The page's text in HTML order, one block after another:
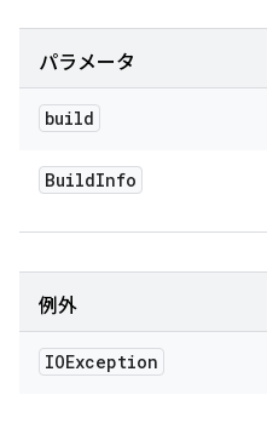
パラメータ
build
BuildInfo
例外
IOException